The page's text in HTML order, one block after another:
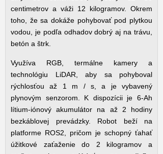
centimetrov a váži 12 kilogramov. Okrem
toho, že sa dokáže pohybovať pod plytkou
vodou, je podľa odhadov dobrý aj na trávu,
betón a štrk.
Využíva RGB, termálne kamery a
technológiu LiDAR, aby sa pohyboval
rýchlosťou až 1 m / s, a je vybavený
plynovým senzorom. K dispozícii je 6-Ah
lítium-iónový akumulátor na až 2 hodiny
bezkáblovej prevádzky. Robot beží na
platforme ROS2, pričom je schopný ťahať
úžitkové zaťaženie do 2 kilogramov a